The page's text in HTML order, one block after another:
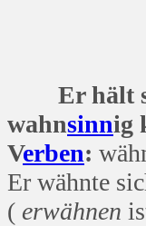
Er hält
wahnsinnig
Verben:
Er wähnte
( erwähnen